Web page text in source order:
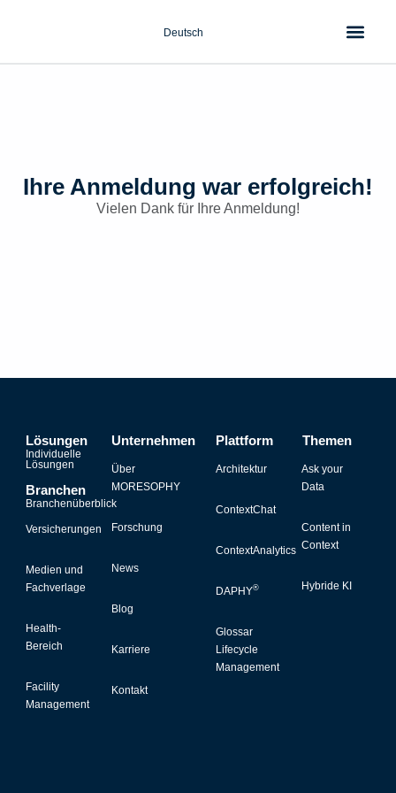
Deutsch
Ihre Anmeldung war erfolgreich!
Vielen Dank für Ihre Anmeldung!
Lösungen
Individuelle
Lösungen
Branchen
Branchenüberblick
Versicherungen
Medien und
Fachverlage
Health-
Bereich
Facility
Management
Unternehmen
Über
MORESOPHY
Forschung
News
Blog
Karriere
Kontakt
Plattform
Architektur
ContextChat
ContextAnalytics
DAPHY®
Glossar
Lifecycle
Management
Themen
Ask your
Data
Content in
Context
Hybride KI